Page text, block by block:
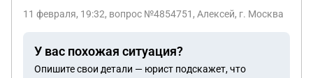
11 февраля, 19:32, вопрос №4854751, Алексей, г. Москва
У вас похожая ситуация?
Опишите свои детали — юрист подскажет, что